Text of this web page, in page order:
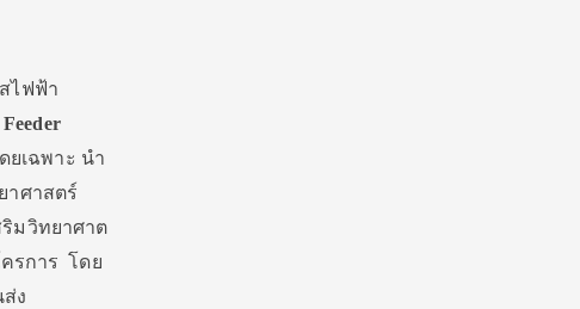
ไฟฟ้า
ยเฉพาะ นำ
าศาสตร์
มวิทยาศาต
รการ โดย
ง